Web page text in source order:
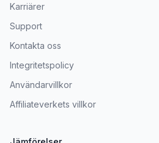
Karriärer
Support
Kontakta oss
Integritetspolicy
Användarvillkor
Affiliateverkets villkor